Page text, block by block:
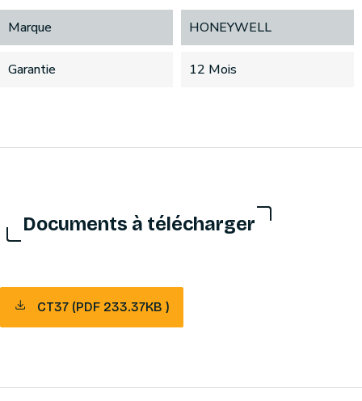
Marque HONEYWELL
Garantie 12 Mois
Documents à télécharger
CT37 (PDF 233.37KB )